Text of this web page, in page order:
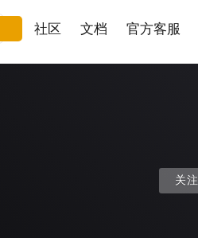
社区 文档 官方客服
关注